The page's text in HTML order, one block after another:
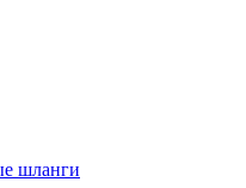
шланги